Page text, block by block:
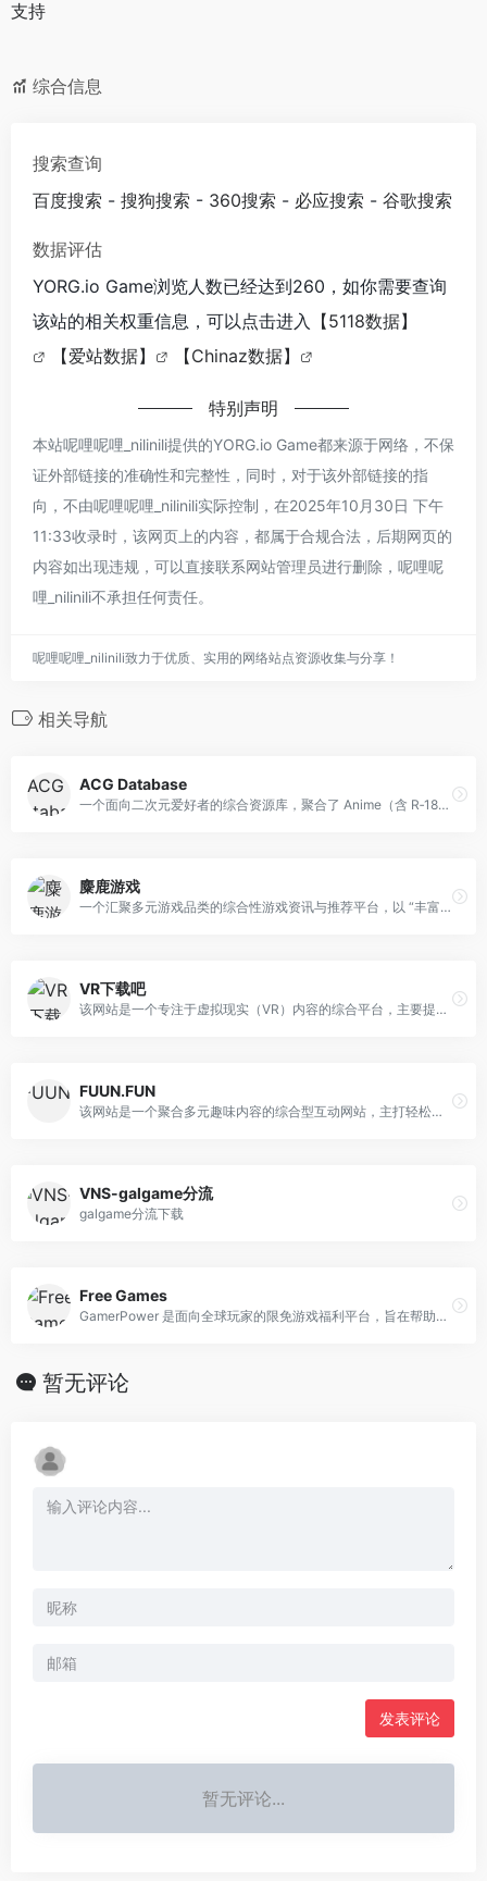
支持
综合信息
搜索查询
百度搜索 - 搜狗搜索 - 360搜索 - 必应搜索 - 谷歌搜索
数据评估
YORG.io Game浏览人数已经达到260，如你需要查询
该站的相关权重信息，可以点击进入
【5118数据】
【爱站数据】
【Chinaz数据】
特别声明
本站呢哩呢哩_nilinili提供的YORG.io Game都来源于网络，不保
证外部链接的准确性和完整性，同时，对于该外部链接的指
向，不由呢哩呢哩_nilinili实际控制，在2025年10月30日 下午
11:33收录时，该网页上的内容，都属于合规合法，后期网页的
内容如出现违规，可以直接联系网站管理员进行删除，呢哩呢
哩_nilinili不承担任何责任。
呢哩呢哩_nilinili致力于优质、实用的网络站点资源收集与分享！
相关导航
ACG Database
一个面向二次元爱好者的综合资源库，聚合了 Anime（含 R‑18）‍、ASMR、Comic（漫画）‍、Galgame、3D、Books/Light‑novel 等多类内容。
麋鹿游戏
一个汇聚多元游戏品类的综合性游戏资讯与推荐平台，以 “丰富玩家游戏选择，覆盖多样娱乐需求” 为核心。平台游戏品类极为丰富，涵盖动作冒险、角色扮演、模拟经营、即时战略、休闲益智、枪战射击、策略战棋等多个主流类别，无论是追求刺激战斗的玩家，还是偏爱轻松经营、烧脑策略的用户，都能在此找到适配需求的游戏。例如，动作冒险类的《掘地求升：勇士归来》带来 “痛苦与快乐并存” 的攀岩挑战，角色扮演类的《动物迷城》让玩家化身狐狸记者在监狱中探寻真相，模拟经营类的《云族裔（inZOI）》可自定义角色与房屋、体验沉浸式人生模拟，即时战略类的《风暴崛起》（红色警戒续作）则延续经典 RTS 玩法，满足策略对战需求。平台注重玩家互动体验，多款热门游戏支持网络联机功能，如《翼星求生（ICARUS）》可支持 8 人协作生存，《收获日 3（PAYDAY 3）》延续高强度合作射击玩法，《严阵以待（Ready or Not）》能组队体验特警战术行动，为玩家提供组队开黑、共享乐趣的机会，进一步丰富游戏社交属性。无论是单机爱好者还是联机玩家，都能找到符合期待的游戏方向，是游戏爱好者获取资讯、发现好游的优质选择。
VR下载吧
该网站是一个专注于虚拟现实（VR）内容的综合平台，主要提供以下功能和资源：多平台游戏下载：覆盖 PC、Oculus Quest、PlayStation VR 等主流 VR 设备，用户可以直接在站内搜索并获取对应平台的 VR 游戏资源。VR 视频库：收录各类 VR 视频作品，支持在线观看或下载，满足用户在沉浸式视频方面的需求。最新 VR 资讯：实时更新行业动态、硬件评测、软件发布等信息，帮助用户了解 VR 领域的最新发展。分类检索与搜索：提供细致的分类标签和强大的站内搜索功能，方便用户快速定位所需的游戏、视频或资讯。用户交互：支持用户评论、评分及分享，形成一定的社区氛围，促进资源的交流与推荐。
FUUN.FUN
该网站是一个聚合多元趣味内容的综合型互动网站，主打轻松娱乐、怀旧体验与创意探索，无需复杂下载安装，多数功能可通过网页直接体验，覆盖游戏、怀旧工具、全球探索、AI 互动、打工族趣味工具等多个领域，适合不同年龄层用户在碎片化时间里挖掘新鲜内容，兼具 “回忆杀” 与 “新鲜感”。Acg次元导航收录的这个网站不同于 4399 等传统游戏网站，这里收集的大多是独立在线游戏，比较有趣、新奇、有创意、甚至沙雕。用来摸鱼打发时间很不错！
VNS-galgame分流
galgame分流下载
Free Games
GamerPower 是面向全球玩家的限免游戏福利平台，旨在帮助玩家快速发现、追踪并领取各类游戏赠品。网站聚合了来自官方发行商、开发商以及主流平台（如 Steam、Epic Games Store、GOG、itch.io、PlayStation、Xbox 等）的合法抽奖、免费游戏、Beta 码、游戏内道具和虚拟货币等资源，用户只需登录即可一键领取，避免错过任何免费福利。此外，GamerPower 还提供历史记录功能，统计用户累计节省的金额，并持续推出新功能以提升玩家的免费获取体验。
暂无评论
发表评论
暂无评论...